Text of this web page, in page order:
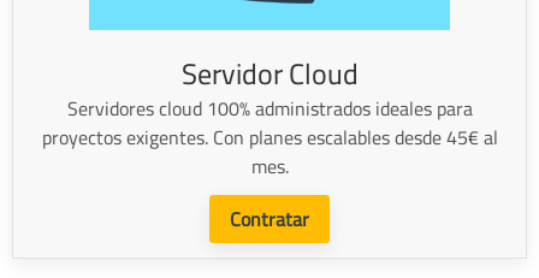
Servidor Cloud
Servidores cloud 100% administrados ideales para
proyectos exigentes. Con planes escalables desde 45€ al
mes.
Contratar